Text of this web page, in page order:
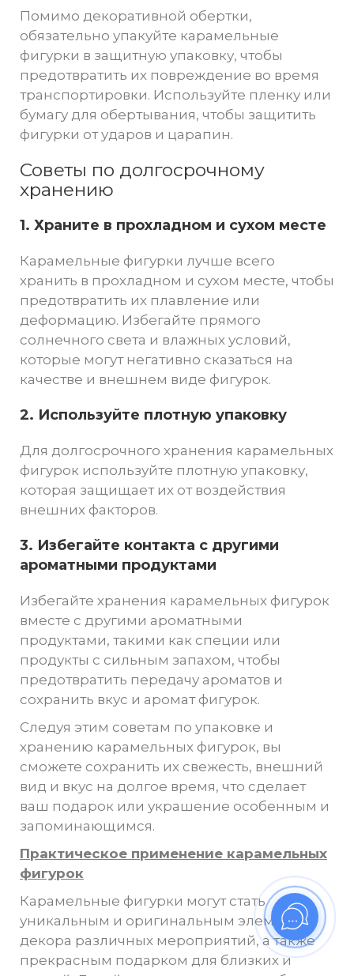
Помимо декоративной обертки,
обязательно упакуйте карамельные
фигурки в защитную упаковку, чтобы
предотвратить их повреждение во время
транспортировки. Используйте пленку или
бумагу для обертывания, чтобы защитить
фигурки от ударов и царапин.
Советы по долгосрочному
хранению
1. Храните в прохладном и сухом месте
Карамельные фигурки лучше всего
хранить в прохладном и сухом месте, чтобы
предотвратить их плавление или
деформацию. Избегайте прямого
солнечного света и влажных условий,
которые могут негативно сказаться на
качестве и внешнем виде фигурок.
2. Используйте плотную упаковку
Для долгосрочного хранения карамельных
фигурок используйте плотную упаковку,
которая защищает их от воздействия
внешних факторов.
3. Избегайте контакта с другими
ароматными продуктами
Избегайте хранения карамельных фигурок
вместе с другими ароматными
продуктами, такими как специи или
продукты с сильным запахом, чтобы
предотвратить передачу ароматов и
сохранить вкус и аромат фигурок.
Следуя этим советам по упаковке и
хранению карамельных фигурок, вы
сможете сохранить их свежесть, внешний
вид и вкус на долгое время, что сделает
ваш подарок или украшение особенным и
запоминающимся.
Практическое применение карамельных
фигурок
Карамельные фигурки могут стать
уникальным и оригинальным элементом
декора различных мероприятий, а также
прекрасным подарком для близких и